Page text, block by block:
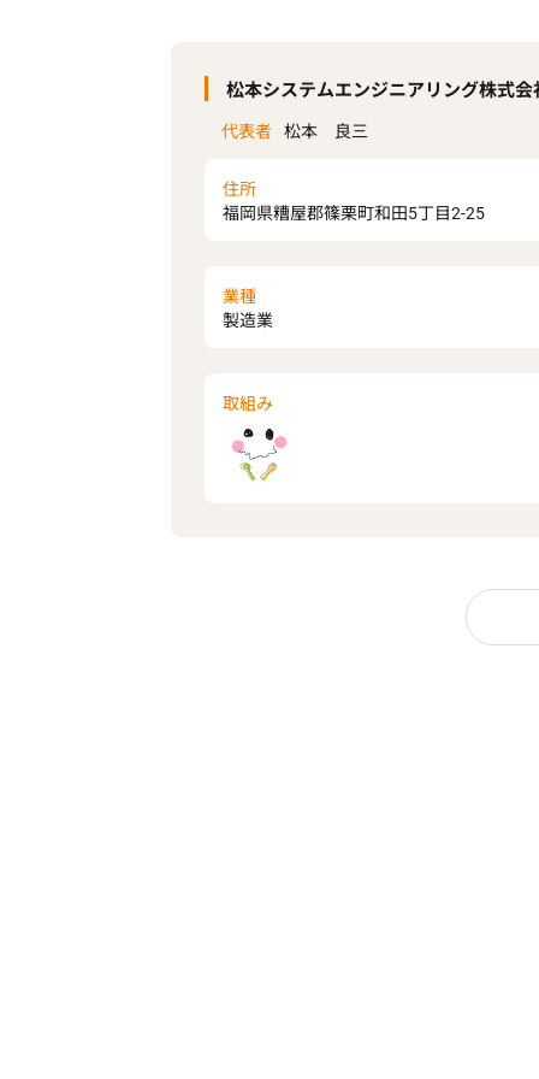
松本システムエンジニアリング株式会
代表者 松本 良三
住所
福岡県糟屋郡篠栗町和田5丁目2-25
業種
製造業
取組み